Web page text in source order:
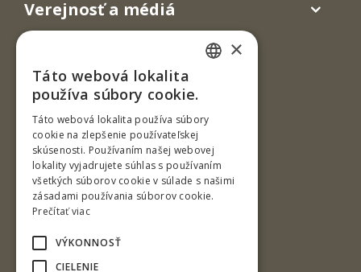
T. G. Masaryka 24
960 01 Zvolen
Verejnosť a médiá
×
Táto webová lokalita
používa súbory cookie.
Táto webová lokalita používa súbory
cookie na zlepšenie používateľskej
skúsenosti. Používaním našej webovej
lokality vyjadrujete súhlas s používaním
všetkých súborov cookie v súlade s našimi
zásadami používania súborov cookie.
Prečítať viac
VÝKONNOSŤ
CIELENIE